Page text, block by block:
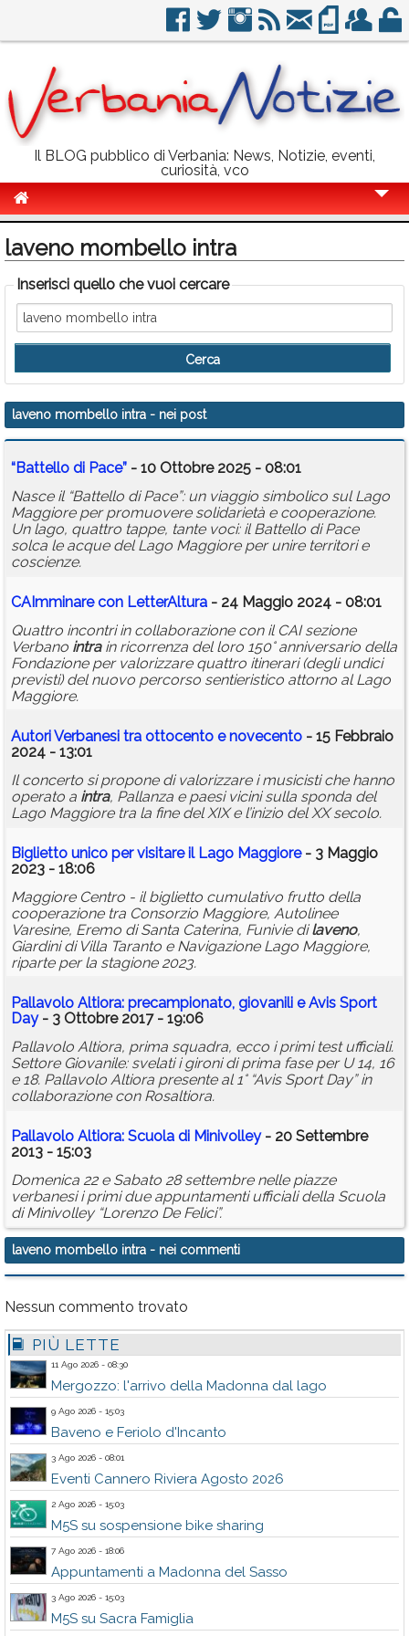
Il BLOG pubblico di Verbania: News, Notizie, eventi,
curiosità, vco
Politica
Sport
Eventi
Info Utili
Rubriche
Calendario
Annunci
laveno mombello intra
Inserisci quello che vuoi cercare
laveno mombello intra - nei post
“Battello di Pace” - 10 Ottobre 2025 - 08:01
Nasce il “Battello di Pace”: un viaggio simbolico sul Lago
Maggiore per promuovere solidarietà e cooperazione.
Un lago, quattro tappe, tante voci: il Battello di Pace
solca le acque del Lago Maggiore per unire territori e
coscienze.
CAImminare con LetterAltura - 24 Maggio 2024 - 08:01
Quattro incontri in collaborazione con il CAI sezione
Verbano intrain ricorrenza del loro 150° anniversario della
Fondazione per valorizzare quattro itinerari (degli undici
previsti) del nuovo percorso sentieristico attorno al Lago
Maggiore.
Autori Verbanesi tra ottocento e novecento - 15 Febbraio
2024 - 13:01
Il concerto si propone di valorizzare i musicisti che hanno
operato a intra, Pallanza e paesi vicini sulla sponda del
Lago Maggiore tra la fine del XIX e l’inizio del XX secolo.
Biglietto unico per visitare il Lago Maggiore- 3 Maggio
2023 - 18:06
Maggiore Centro - il biglietto cumulativo frutto della
cooperazione tra Consorzio Maggiore, Autolinee
Varesine, Eremo di Santa Caterina, Funivie dilaveno,
Giardini di Villa Taranto e Navigazione Lago Maggiore,
riparte per la stagione 2023.
Pallavolo Altiora: precampionato, giovanili e Avis Sport
Day- 3 Ottobre 2017 - 19:06
Pallavolo Altiora, prima squadra, ecco i primi test ufficiali.
Settore Giovanile: svelati i gironi di prima fase per U 14, 16
e 18. Pallavolo Altiora presente al 1° “Avis Sport Day” in
collaborazione con Rosaltiora.
Pallavolo Altiora: Scuola di Minivolley- 20 Settembre
2013 - 15:03
Domenica 22 e Sabato 28 settembre nelle piazze
verbanesi i primi due appuntamenti ufficiali della Scuola
di Minivolley “Lorenzo De Felici”.
laveno mombello intra - nei commenti
Nessun commento trovato
PIÙ LETTE
11 Ago 2026 - 08:30
Mergozzo: l'arrivo della Madonna dal lago
9 Ago 2026 - 15:03
Baveno e Feriolo d'Incanto
3 Ago 2026 - 08:01
Eventi Cannero Riviera Agosto 2026
2 Ago 2026 - 15:03
M5S su sospensione bike sharing
7 Ago 2026 - 18:06
Appuntamenti a Madonna del Sasso
3 Ago 2026 - 15:03
M5S su Sacra Famiglia